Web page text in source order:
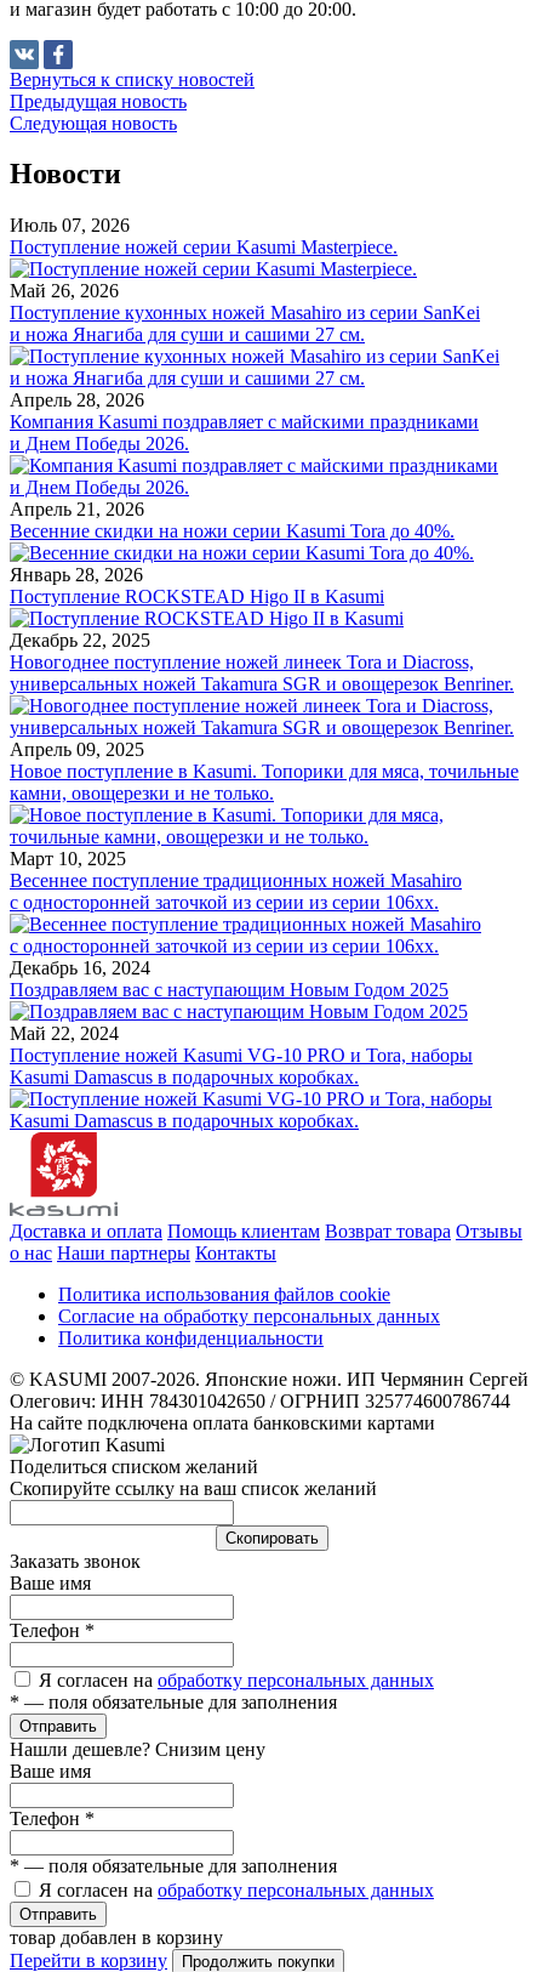
и магазин будет работать с 10:00 до 20:00.
Вернуться к списку новостей
Предыдущая новость
Следующая новость
Новости
Июль 07, 2026
Поступление ножей серии Kasumi Masterpiece.
Май 26, 2026
Поступление кухонных ножей Masahiro из серии SanKei
и ножа Янагиба для суши и сашими 27 см.
Апрель 28, 2026
Компания Kasumi поздравляет с майскими праздниками
и Днем Победы 2026.
Апрель 21, 2026
Весенние скидки на ножи серии Kasumi Tora до 40%.
Январь 28, 2026
Поступление ROCKSTEAD Higo II в Kasumi
Декабрь 22, 2025
Новогоднее поступление ножей линеек Tora и Diacross,
универсальных ножей Takamura SGR и овощерезок Benriner.
Апрель 09, 2025
Новое поступление в Kasumi. Топорики для мяса, точильные
камни, овощерезки и не только.
Март 10, 2025
Весеннее поступление традиционных ножей Masahiro
с односторонней заточкой из серии из серии 106хх.
Декабрь 16, 2024
Поздравляем вас с наступающим Новым Годом 2025
Май 22, 2024
Поступление ножей Kasumi VG-10 PRO и Tora, наборы
Kasumi Damascus в подарочных коробках.
Доставка и оплата Помощь клиентам Возврат товара Отзывы
о нас Наши партнеры Контакты
Политика использования файлов cookie
Согласие на обработку персональных данных
Политика конфиденциальности
© KASUMI 2007-2026. Японские ножи. ИП Чермянин Сергей
Олегович: ИНН 784301042650 / ОГРНИП 325774600786744
На сайте подключена оплата банковскими картами
Поделиться списком желаний
Скопируйте ссылку на ваш список желаний
Cкопировать
Заказать звонок
Ваше имя
Телефон *
Я согласен на обработку персональных данных
* — поля обязательные для заполнения
Отправить
Нашли дешевле? Снизим цену
Ваше имя
Телефон *
* — поля обязательные для заполнения
Я согласен на обработку персональных данных
Отправить
товар добавлен в корзину
Перейти в корзину
Продолжить покупки